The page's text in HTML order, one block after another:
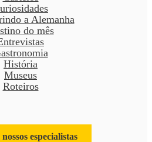
a Alemanha
do mês
História
Museus
Roteiros
especialistas